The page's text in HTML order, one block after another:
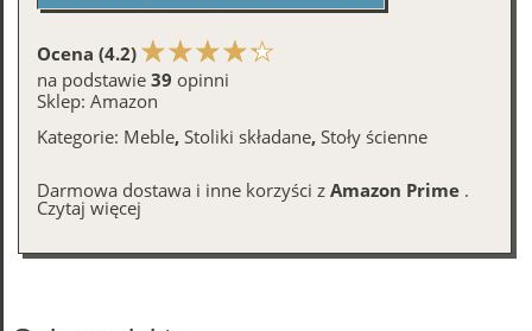
Ocena (4.2)
na podstawie 39 opinni
Sklep: Amazon
Kategorie: Meble, Stoliki składane, Stoły ścienne
Darmowa dostawa i inne korzyści z Amazon Prime .
Czytaj więcej